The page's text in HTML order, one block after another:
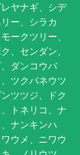
ヤナギ、シデ
ー、シラカ
ークツリー、
、センダン、
ダンコウバ
ツクバネウツ
ツツジ、ドク
トネリコ、ナ
ナンキンハ
ウメ、ニワウ